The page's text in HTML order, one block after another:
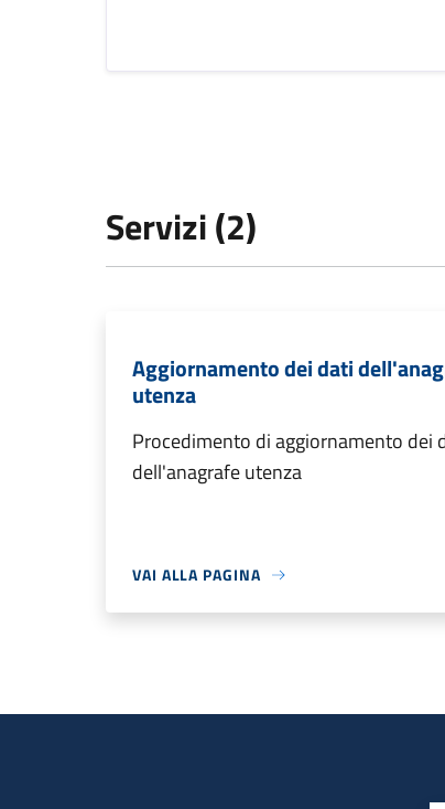
Servizi (2)
Aggiornamento dei dati
utenza
Procedimento di aggiornamento dei
dell'anagrafe utenza
VAI ALLA PAGINA